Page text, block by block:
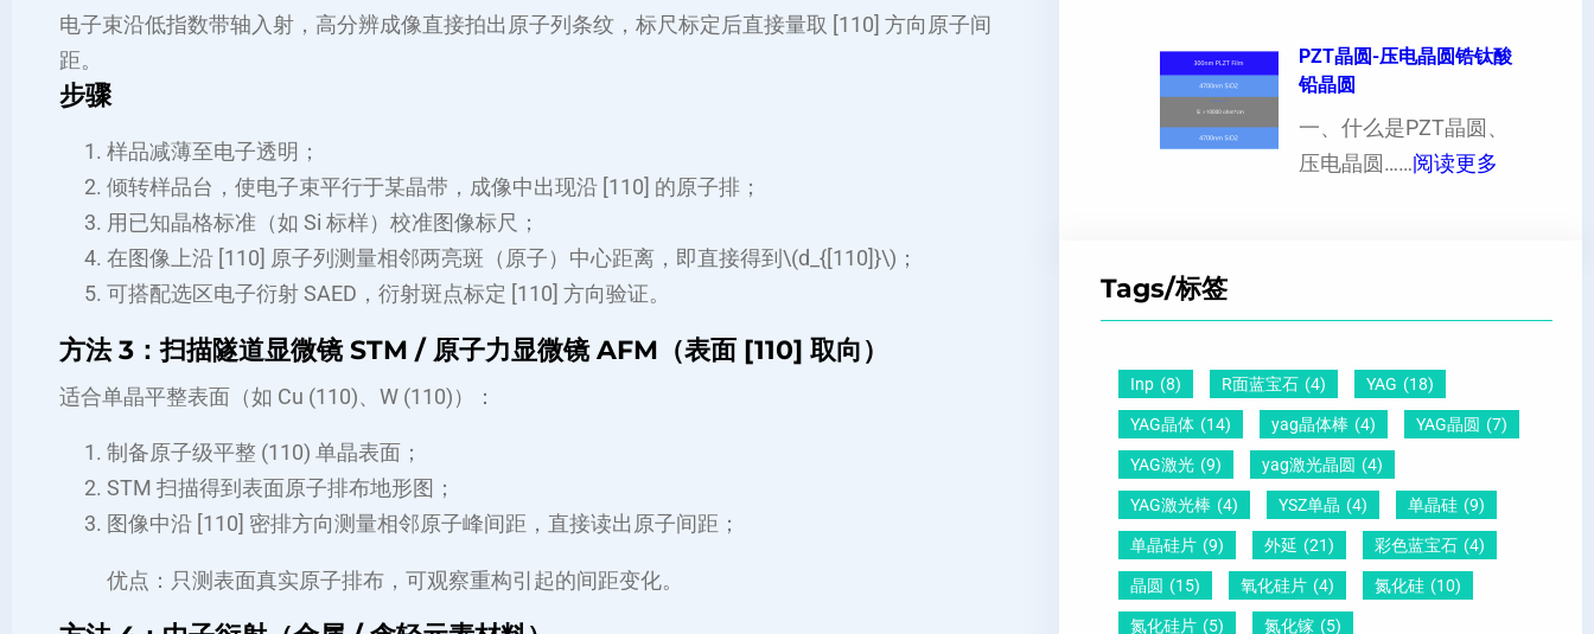
电子束沿低指数带轴入射，高分辨成像直接拍出原子列条纹，标尺标定后直接量取 [110] 方向原子间
距。
步骤
样品减薄至电子透明；
倾转样品台，使电子束平行于某晶带，成像中出现沿 [110] 的原子排；
用已知晶格标准（如 Si 标样）校准图像标尺；
在图像上沿 [110] 原子列测量相邻两亮斑（原子）中心距离，即直接得到\(d_{[110]}\)；
可搭配选区电子衍射 SAED，衍射斑点标定 [110] 方向验证。
方法 3：扫描隧道显微镜 STM / 原子力显微镜 AFM（表面 [110] 取向）
适合单晶平整表面（如 Cu (110)、W (110)）：
制备原子级平整 (110) 单晶表面；
STM 扫描得到表面原子排布地形图；
图像中沿 [110] 密排方向测量相邻原子峰间距，直接读出原子间距；
优点：只测表面真实原子排布，可观察重构引起的间距变化。
制
薄
片
）
的
影
响
？
1
0
晶
向
晶
向
1
1
0
怎
测
PZT晶圆-压电晶圆锆钛酸
铅晶圆
一、什么是PZT晶圆、
压电晶圆……阅读更多
压
电
Tags/标签
Inp (8) R面蓝宝石 (4) YAG (18)
YAG晶体 (14) yag晶体棒 (4) YAG晶圆 (7)
YAG激光 (9) yag激光晶圆 (4)
YAG激光棒 (4) YSZ单晶 (4) 单晶硅 (9)
单晶硅片 (9) 外延 (21) 彩色蓝宝石 (4)
晶圆 (15) 氧化硅片 (4) 氮化硅 (10)
氮化硅片 (5) 氮化镓 (5)